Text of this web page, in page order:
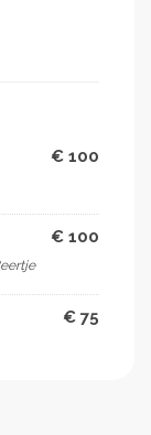
€ 100
€ 100
€ 75